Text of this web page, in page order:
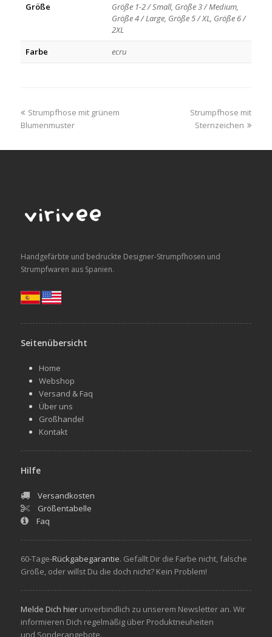
Größe
Größe 1-2 / Small, Größe 3 / Medium,
Größe 4 / Large, Größe 5 / XL, Größe 6 /
2XL
Farbe
ecru
previous
post:
Strumpfhose mit grünem
Blumenmuster
next
post:
Strumpfhose mit
Sternzeichen
Handgefärbte und bedruckte Designer-Strumpfhosen und
Strumpfwaren aus Spanien.
Seitenübersicht
Home
Webshop
Versand & Faq
Über uns
Großhandel
Kontakt
Hilfe
Versandkosten
Größentabelle
Faq
60-Tage-Rückgabegarantie. Gefallt Dir die Farbe nicht, falsche
Größe, oder willst Du die doch nicht? Kein Problem!
Melde Dich hierunverbindlich zu unserem Newsletter an. Wir
informieren Dich regelmäßig über Produktneuheiten
und Sonderangebote.